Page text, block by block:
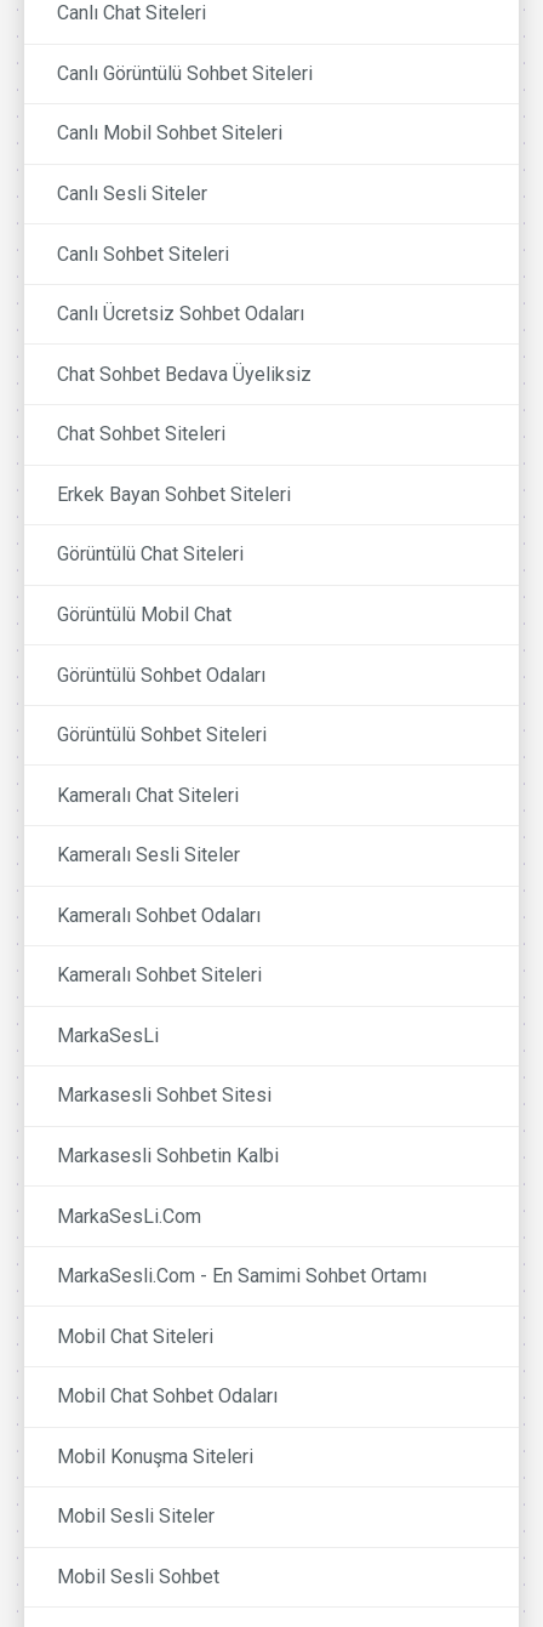
Canlı Chat Siteleri
Canlı Görüntülü Sohbet Siteleri
Canlı Mobil Sohbet Siteleri
Canlı Sesli Siteler
Canlı Sohbet Siteleri
Canlı Ücretsiz Sohbet Odaları
Chat Sohbet Bedava Üyeliksiz
Chat Sohbet Siteleri
Erkek Bayan Sohbet Siteleri
Görüntülü Chat Siteleri
Görüntülü Mobil Chat
Görüntülü Sohbet Odaları
Görüntülü Sohbet Siteleri
Kameralı Chat Siteleri
Kameralı Sesli Siteler
Kameralı Sohbet Odaları
Kameralı Sohbet Siteleri
MarkaSesLi
Markasesli Sohbet Sitesi
Markasesli Sohbetin Kalbi
MarkaSesLi.Com
MarkaSesli.Com - En Samimi Sohbet Ortamı
Mobil Chat Siteleri
Mobil Chat Sohbet Odaları
Mobil Konuşma Siteleri
Mobil Sesli Siteler
Mobil Sesli Sohbet